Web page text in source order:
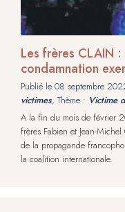
Les frères CLAIN
condamnation
Publié le 08 septembre
victimes, Thème : Victime
A la fin du mois de février
frères Fabien et Jean-
de la propagande
la coalition internationale.